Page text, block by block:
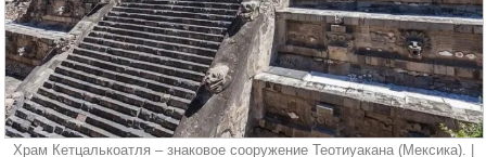
Храм Кетцалькоатля – знаковое сооружение Теотиуакана (Мексика). |